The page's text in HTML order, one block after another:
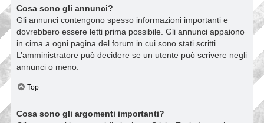
Cosa sono gli annunci?
Gli annunci contengono spesso informazioni importanti e
dovrebbero essere letti prima possibile. Gli annunci appaiono
in cima a ogni pagina del forum in cui sono stati scritti.
L’amministratore può decidere se un utente può scrivere negli
annunci o meno.
Top
Cosa sono gli argomenti importanti?